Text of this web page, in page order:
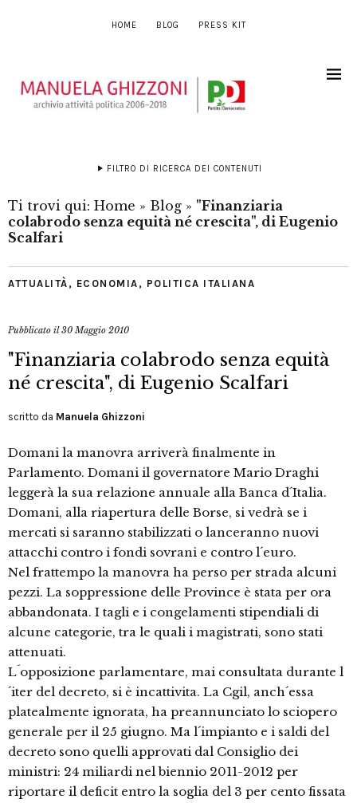
HOME BLOG PRESS KIT
FILTRO DI RICERCA DEI CONTENUTI
Ti trovi qui: Home » Blog » "Finanziaria
colabrodo senza equità né crescita", di Eugenio
Scalfari
ATTUALITÀ , ECONOMIA , POLITICA ITALIANA
Pubblicato il30 Maggio 2010
"Finanziaria colabrodo senza equità
né crescita", di Eugenio Scalfari
scritto da Manuela Ghizzoni
Domani la manovra arriverà finalmente in
Parlamento. Domani il governatore Mario Draghi
leggerà la sua relazione annuale alla Banca d´Italia.
Domani, alla riapertura delle Borse, si vedrà se i
mercati si saranno stabilizzati o lanceranno nuovi
attacchi contro i fondi sovrani e contro l´euro.
Nel frattempo la manovra ha perso per strada alcuni
pezzi. La soppressione delle Province è stata per ora
abbandonata. I tagli e i congelamenti stipendiali di
alcune categorie, tra le quali i magistrati, sono stati
attenuati.
L´opposizione parlamentare, mai consultata durante l
´iter del decreto, si è incattivita. La Cgil, anch´essa
platealmente ignorata, ha preannunciato lo sciopero
generale per il 25 giugno. Ma l´impianto e i saldi del
decreto sono quelli approvati dal Consiglio dei
ministri: 24 miliardi nel biennio 2011-2012 per
riportare il deficit entro la soglia del 3 per cento fissata